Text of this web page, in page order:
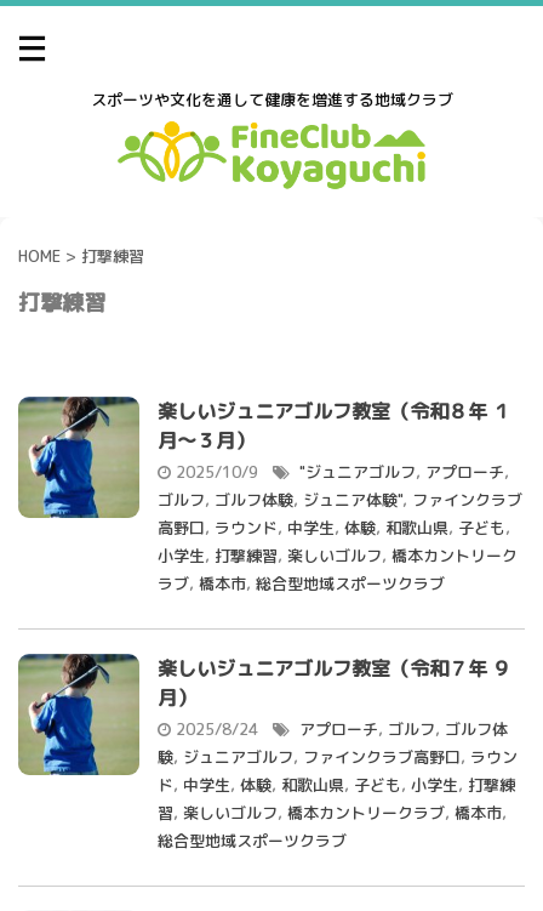
スポーツや文化を通して健康を増進する地域クラブ
HOME > 打撃練習
打撃練習
楽しいジュニアゴルフ教室（令和８年 １
月～３月）
2025/10/9 "ジュニアゴルフ, アプローチ,
ゴルフ, ゴルフ体験, ジュニア体験", ファインクラブ
高野口, ラウンド, 中学生, 体験, 和歌山県, 子ども,
小学生, 打撃練習, 楽しいゴルフ, 橋本カントリーク
ラブ, 橋本市, 総合型地域スポーツクラブ
楽しいジュニアゴルフ教室（令和７年 ９
月）
2025/8/24 アプローチ, ゴルフ, ゴルフ体
験, ジュニアゴルフ, ファインクラブ高野口, ラウン
ド, 中学生, 体験, 和歌山県, 子ども, 小学生, 打撃練
習, 楽しいゴルフ, 橋本カントリークラブ, 橋本市,
総合型地域スポーツクラブ